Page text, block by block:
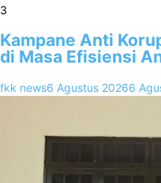
3
Kampane Anti
di Masa Efisiensi
fkk news6 Agustus 20266